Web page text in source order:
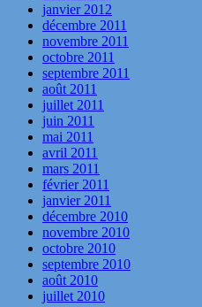
janvier 2012
décembre 2011
novembre 2011
octobre 2011
septembre 2011
août 2011
juillet 2011
juin 2011
mai 2011
avril 2011
mars 2011
février 2011
janvier 2011
décembre 2010
novembre 2010
octobre 2010
septembre 2010
août 2010
juillet 2010